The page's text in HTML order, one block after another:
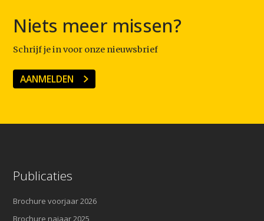
Niets meer missen?
Schrijf je in voor onze nieuwsbrief
AANMELDEN
Publicaties
Brochure voorjaar 2026